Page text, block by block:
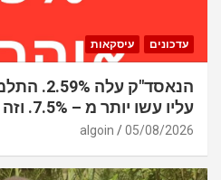
עדכונים עיסקאות
הנאסד"ק
עליו עשו יותר מ – 7.5%. וזה רק יום אחד
05/08/2026
algoin